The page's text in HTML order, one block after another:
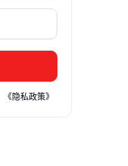
《隐私政策》